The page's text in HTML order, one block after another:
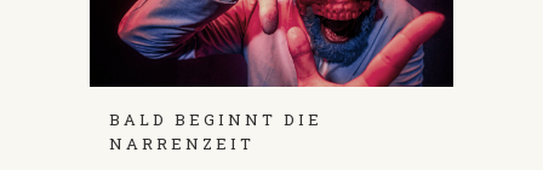
BALD BEGINNT DIE
NARRENZEIT